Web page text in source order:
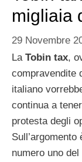
migliaia
29 Novembre
La Tobin tax,
compravendite
italiano
continua a
protesta degli
numero uno del